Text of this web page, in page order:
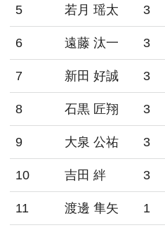
5 若月 瑶太 3
6 遠藤 汰一 3
7 新田 好誠 3
8 石黒 匠翔 3
9 大泉 公祐 3
10 吉田 絆 3
11 渡邊 隼矢 1